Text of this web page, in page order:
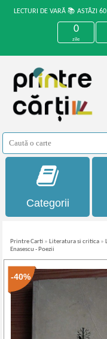
LECTURI DE VARĂ 📚 ASTĂZI
0
zile
Categorii
Printre Carti » Literatura si critica »
Enasescu - Poezii
-40%